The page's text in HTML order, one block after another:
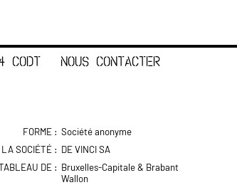
CODT NOUS CONTACTER
FORME : Société anonyme
LA SOCIÉTÉ : DE VINCI SA
DE : Bruxelles-Capitale & Brabant
Wallon